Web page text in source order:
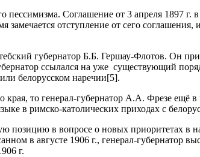
Соглашение от 3 апреля 1897
отступление от сего
губернатор Б.Б. Гершау-Флотов. Он
ссылался на уже существующий
белорусском наречии[5].
края, то генерал-губернатор А.А. Фрезе
в римско-католических приходах с
позицию в вопросе о новых приоритетах
в августе 1906 г., генерал-губернатор
г.